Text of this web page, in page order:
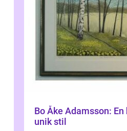
Bo Åke Adamsson:
unik stil